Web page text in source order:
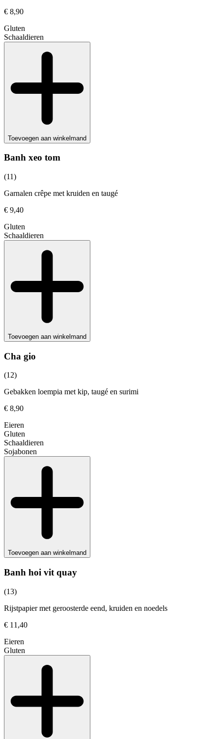
€ 8,90
Gluten
Schaaldieren
Toevoegen aan winkelmand
Banh xeo tom
(11)
Garnalen crêpe met kruiden en taugé
€ 9,40
Gluten
Schaaldieren
Toevoegen aan winkelmand
Cha gio
(12)
Gebakken loempia met kip, taugé en surimi
€ 8,90
Eieren
Gluten
Schaaldieren
Sojabonen
Toevoegen aan winkelmand
Banh hoi vit quay
(13)
Rijstpapier met geroosterde eend, kruiden en noedels
€ 11,40
Eieren
Gluten